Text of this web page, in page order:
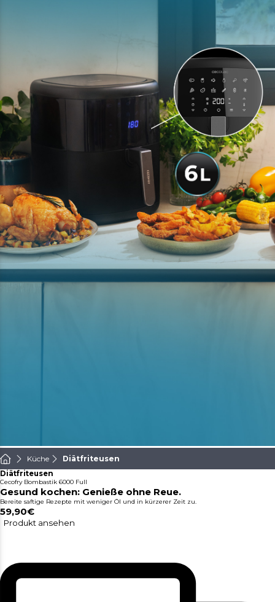
Küche Diätfriteusen
Diätfriteusen
Cecofry Bombastik 6000 Full
Gesund kochen: Genieße ohne Reue.
Bereite saftige Rezepte mit weniger Öl und in kürzerer Zeit zu.
59,90€
Produkt ansehen